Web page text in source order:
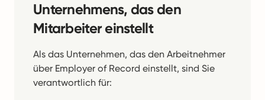
Unternehmens, das den
Mitarbeiter einstellt
Als das Unternehmen, das den Arbeitnehmer
über Employer of Record einstellt, sind Sie
verantwortlich für: